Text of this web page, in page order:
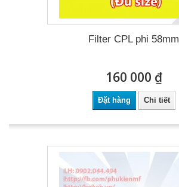
Filter CPL phi 58mm
160 000 ₫
Đặt hàng Chi tiết